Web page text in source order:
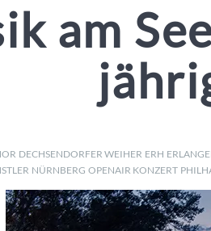
am
DECHSENDORFER WEIHER ERH
NÜRNBERG OPENAIR KONZERT